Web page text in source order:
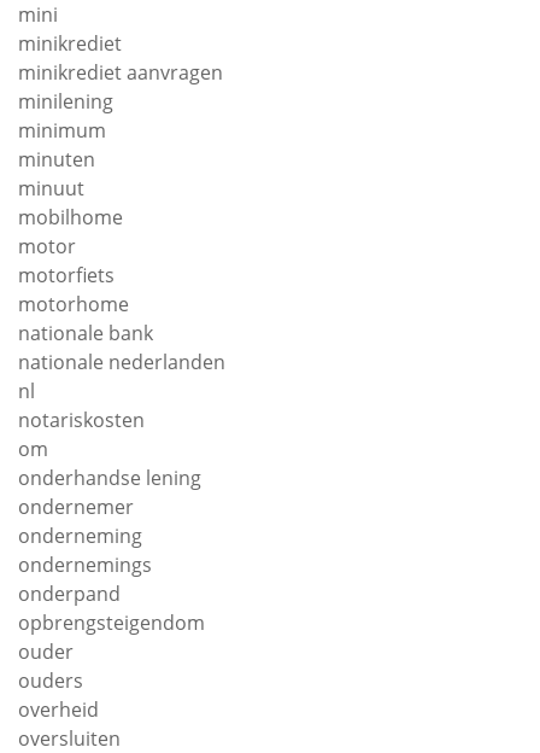
mini
minikrediet
minikrediet aanvragen
minilening
minimum
minuten
minuut
mobilhome
motor
motorfiets
motorhome
nationale bank
nationale nederlanden
nl
notariskosten
om
onderhandse lening
ondernemer
onderneming
ondernemings
onderpand
opbrengsteigendom
ouder
ouders
overheid
oversluiten